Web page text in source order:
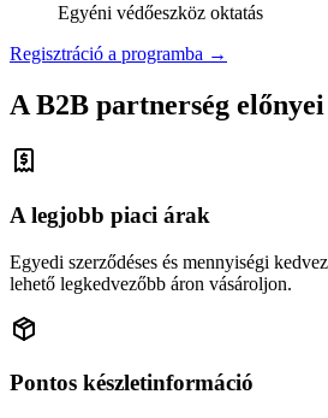
Egyéni védőeszköz oktatás
Regisztráció a programba →
A B2B partnerség előnyei
A legjobb piaci árak
Egyedi szerződéses és mennyiségi
lehető legkedvezőbb áron vásároljon.
Pontos készletinformáció